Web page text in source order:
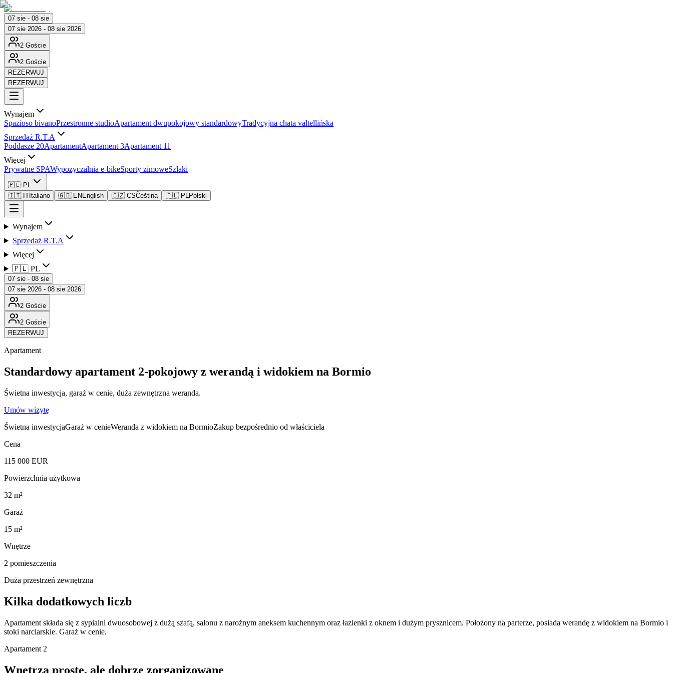
07 sie - 08 sie
07 sie 2026 - 08 sie 2026
2 Goście
2 Goście
REZERWUJ
REZERWUJ
Wynajem
Spazioso bivanoPrzestronne studioApartament dwupokojowy standardowyTradycyjna chata valtellińska
Sprzedaż R.T.A
Poddasze 20ApartamentApartament 3Apartament 11
Więcej
Prywatne SPAWypozyczalnia e-bikeSporty zimoweSzlaki
🇵🇱 PL
🇮🇹 IT Italiano 🇬🇧 EN English 🇨🇿 CSČeština 🇵🇱 PLPolski
Wynajem
Sprzedaż R.T.A
Więcej
🇵🇱 PL
07 sie - 08 sie
07 sie 2026 - 08 sie 2026
2 Goście
2 Goście
REZERWUJ
Apartament
Standardowy apartament 2-pokojowy z werandą i widokiem na Bormio
Świetna inwestycja, garaż w cenie, duża zewnętrzna weranda.
Umów wizytę
Świetna inwestycjaGaraż w cenieWeranda z widokiem na BormioZakup bezpośrednio od właściciela
Cena
115 000 EUR
Powierzchnia użytkowa
32 m²
Garaż
15 m²
Wnętrze
2 pomieszczenia
Duża przestrzeń zewnętrzna
Kilka dodatkowych liczb
Apartament składa się z sypialni dwuosobowej z dużą szafą, salonu z narożnym aneksem kuchennym oraz łazienki z oknem i dużym prysznicem. Położony na parterze, posiada werandę z widokiem na Bormio i
stoki narciarskie. Garaż w cenie.
Apartament 2
Wnętrza proste, ale dobrze zorganizowane